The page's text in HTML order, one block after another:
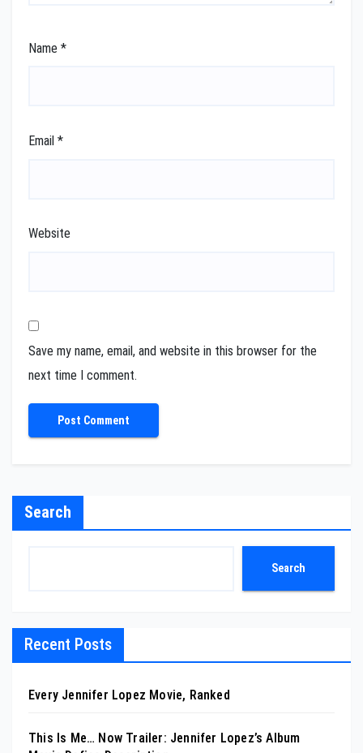
Name *
Email *
Website
Save my name, email, and website in this browser for the
next time I comment.
Search
Search
Recent Posts
Every Jennifer Lopez Movie, Ranked
This Is Me… Now Trailer: Jennifer Lopez’s Album